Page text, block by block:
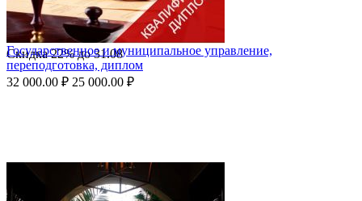
Скидка22%до31.08
Государственное и муниципальное управление,
переподготовка, диплом
32 000.00 ₽ 25 000.00 ₽